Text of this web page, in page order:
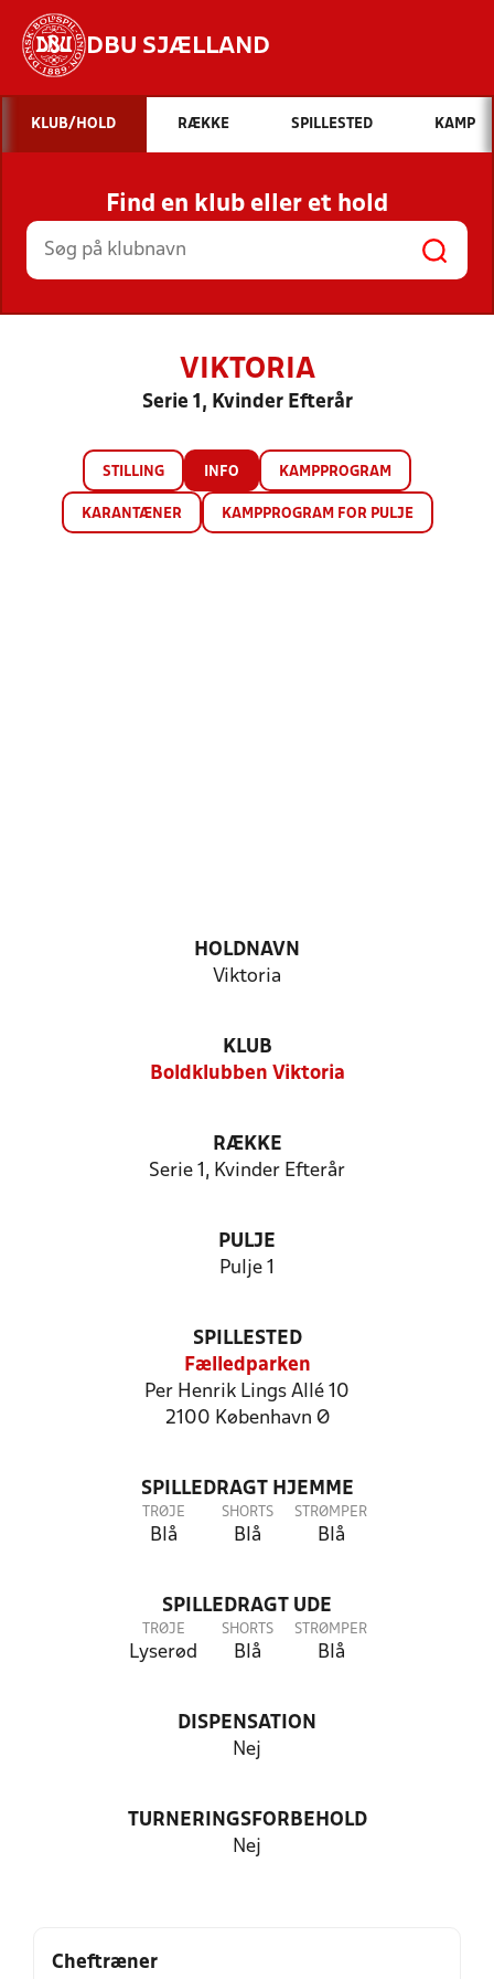
DBU SJÆLLAND
Hvad vil du søge efter?
INDHOLD OG NYHEDER
STILLINGER, RESULTATER, KLUBBER OG
HOLD
KLUB/HOLD RÆKKE SPILLESTED KAMP
Find en klub eller et hold
VIKTORIA
Serie 1, Kvinder Efterår
STILLING INFO KAMPPROGRAM
KARANTÆNER KAMPPROGRAM FOR PULJE
HOLDNAVN
Viktoria
KLUB
Boldklubben Viktoria
RÆKKE
Serie 1, Kvinder Efterår
PULJE
Pulje 1
SPILLESTED
Fælledparken
Per Henrik Lings Allé 10
2100 København Ø
SPILLEDRAGT HJEMME
TRØJE
Blå
SHORTS
Blå
STRØMPER
Blå
SPILLEDRAGT UDE
TRØJE
Lyserød
SHORTS
Blå
STRØMPER
Blå
DISPENSATION
Nej
TURNERINGSFORBEHOLD
Nej
Cheftræner